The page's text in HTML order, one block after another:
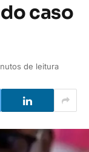
caso
de leitura